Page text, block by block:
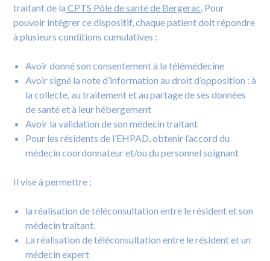
traitant de la CPTS Pôle de santé de Bergerac. Pour
pouvoir intégrer ce dispositif, chaque patient doit répondre
à plusieurs conditions cumulatives :
Avoir donné son consentement à la télémédecine
Avoir signé la note d’information au droit d’opposition : à
la collecte, au traitement et au partage de ses données
de santé et à leur hébergement
Avoir la validation de son médecin traitant
Pour les résidents de l’EHPAD, obtenir l’accord du
médecin coordonnateur et/ou du personnel soignant
Il vise à permettre :
la réalisation de téléconsultation entre le résident et son
médecin traitant.
La réalisation de téléconsultation entre le résident et un
médecin expert